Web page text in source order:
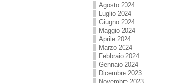
Agosto 2024
Luglio 2024
Giugno 2024
Maggio 2024
Aprile 2024
Marzo 2024
Febbraio 2024
Gennaio 2024
Dicembre 2023
Novembre 2023